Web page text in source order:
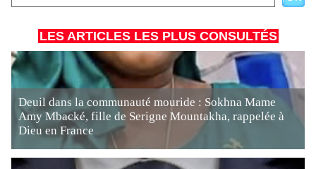
LES ARTICLES LES PLUS CONSULTÉS
Deuil dans la communauté mouride : Sokhna Mame
Amy Mbacké, fille de Serigne Mountakha, rappelée à
Dieu en France